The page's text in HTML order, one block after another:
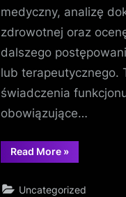
medyczny, analizę
zdrowotnej oraz
dalszego
lub terapeutycznego.
świadczenia
obowiązujące…
Read More“Rozwiązania
online
leczeniu”
»
Uncategorized